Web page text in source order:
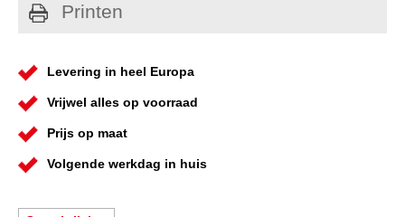
Printen
Levering in heel Europa
Vrijwel alles op voorraad
Prijs op maat
Volgende werkdag in huis